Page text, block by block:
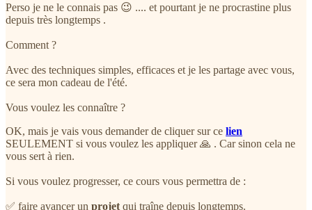
Perso je ne le connais pas 😉 .... et pourtant je ne procrastine plus
depuis très longtemps .
Comment ?
Avec des techniques simples, efficaces et je les partage avec vous,
ce sera mon cadeau de l'été.
Vous voulez les connaître ?
OK, mais je vais vous demander de cliquer sur ce lien
SEULEMENT si vous voulez les appliquer 🙏 . Car sinon cela ne
vous sert à rien.
Si vous voulez progresser, ce cours vous permettra de :
✅ faire avancer un projet qui traîne depuis longtemps.